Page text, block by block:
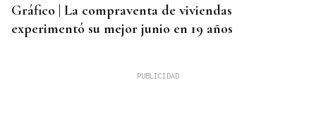
Gráfico | La compraventa de viviendas
experimentó su mejor junio en 19 años